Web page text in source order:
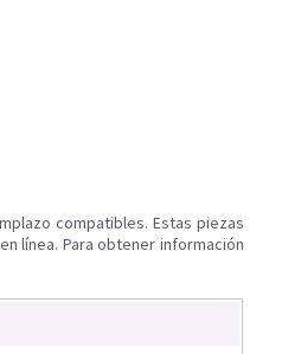
compatibles. Estas piezas
línea. Para obtener información